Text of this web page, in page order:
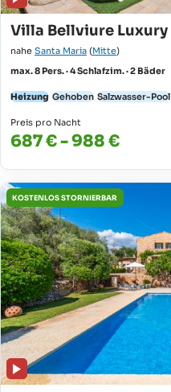
Villa Bellviure Luxury
nahe Santa Maria (Mitte)
max. 8 Pers. · 4 Schlafzim. · 2 Bäder
Heizung Gehoben Salzwasser-Pool
Preis pro Nacht
687 € - 988 €
KOSTENLOS STORNIERBAR